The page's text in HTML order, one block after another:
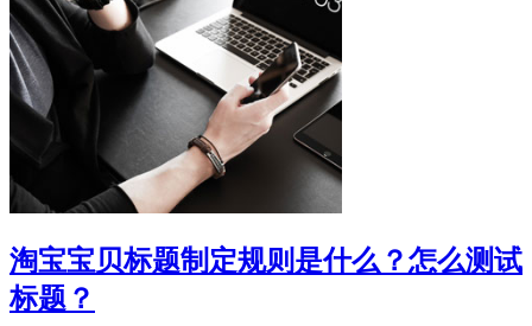
淘宝宝贝标题制定规则是什么？怎么测试
标题？